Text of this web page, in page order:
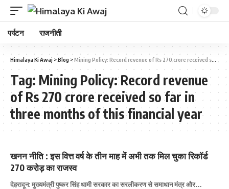
पर्यटन राजनीती
Himalaya Ki Awaj >Blog >Mining Policy: Record revenue of Rs 270 crore received so far in three months of this financial year
Tag: Mining Policy: Record revenue
of Rs 270 crore received so far in
three months of this financial year
खनन नीति : इस वित्त वर्ष के तीन माह में अभी तक मिल चुका रिकॉर्ड
270 करोड़ का राजस्व
देहरादून: मुख्यमंत्री पुष्कर सिंह धामी सरकार का सरलीकरण से समाधान मंत्र और…